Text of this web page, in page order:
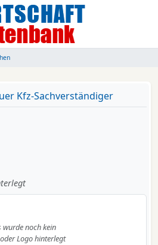
Kfz-Sachverständiger
wurde noch kein
Logo hinterlegt